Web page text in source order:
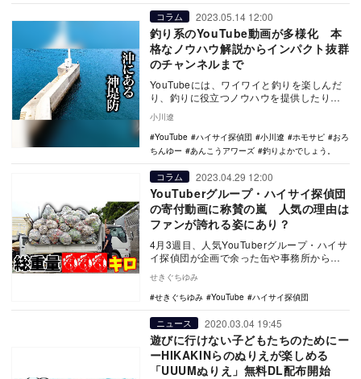
コラム 2023.05.14 12:00
釣り系のYouTube動画が多様化 本
格なノウハウ解説からインパクト抜群
のチャンネルまで
YouTubeには、ワイワイと釣りを楽しんだ
り、釣りに役立つノウハウを提供したり
系YouT…
小川遼
YouTube
ハイサイ探偵団 小川遼 ホモサピ
おろ
ちんゆー
あんこうアワーズ 釣りよかでしょう。
コラム 2023.04.29 12:00
YouTuberグループ・ハイサイ探偵団
の寄付動画に称賛の嵐 人気の理由は
ファンが誇れる姿にあり？
4月3週目、人気YouTuberグループ・ハイサ
イ探偵団が企画で余った缶や事務所から出
ろ、3…
せきぐちゆみ
せきぐちゆみ
YouTube ハイサイ探偵団
ニュース 2020.03.04 19:45
遊びに行けない子どもたちのためにー
ーHIKAKINらのぬりえが楽しめる
「UUUMぬりえ」無料DL配布開始